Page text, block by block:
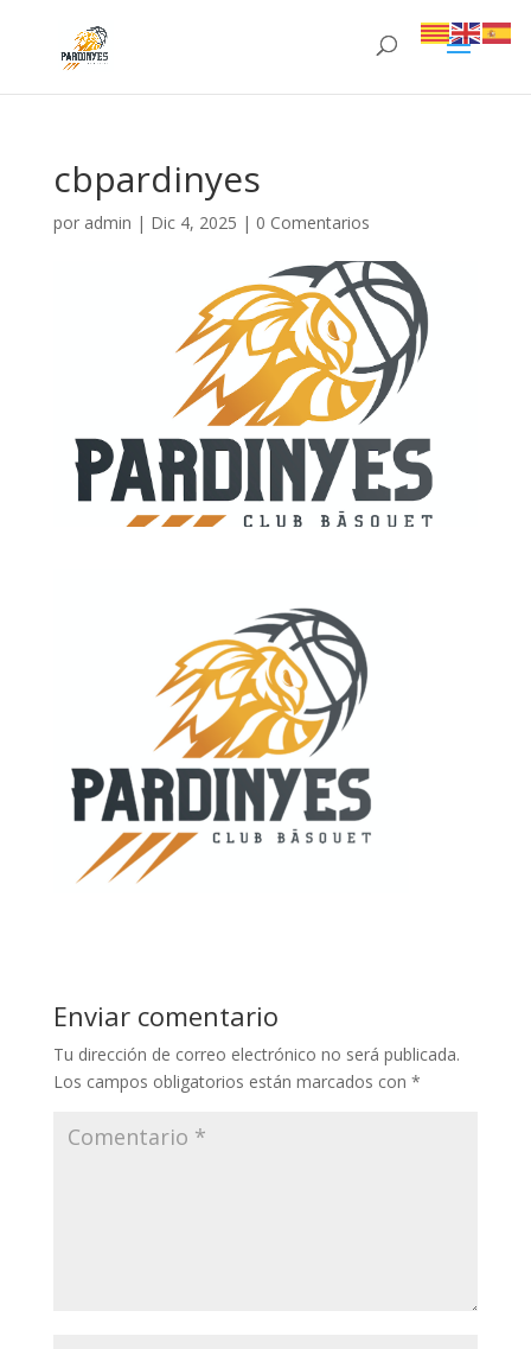
cbpardinyes
por admin | Dic 4, 2025 | 0 Comentarios
Enviar comentario
Tu dirección de correo electrónico no será publicada.
Los campos obligatorios están marcados con *